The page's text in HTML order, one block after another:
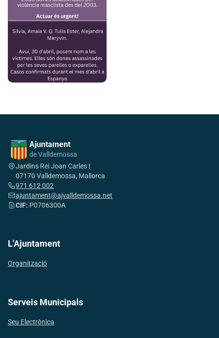
Ajuntament
de Valldemossa
Jardins Rei Joan Carles I
07170 Valldemossa, Mallorca
971 612 002
ajuntament@ajvalldemossa.net
CIF: P0706300A
L'Ajuntament
Organització
Serveis Municipals
Seu Electrònica